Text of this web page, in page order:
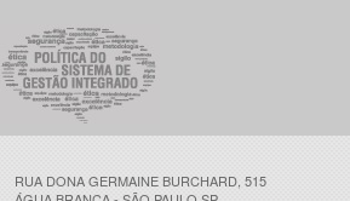
RUA DONA GERMAINE BURCHARD, 515